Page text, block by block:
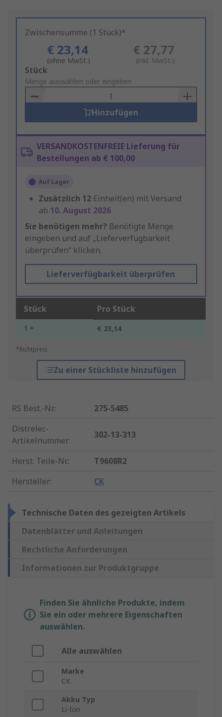
Zwischensumme (1 Stück)*
€ 23,14
(ohne MwSt.)
€ 27,77
(inkl. MwSt.)
Add
to
Basket
Stück
Menge auswählen oder eingeben
Hinzufügen
VERSANDKOSTENFREIE Lieferung für
Bestellungen ab € 100,00
Auf Lager
Zusätzlich 12 Einheit(en) mit Versand
ab 10. August 2026
Sie benötigen mehr? Benötigte Menge
eingeben und auf „Lieferverfügbarkeit
überprüfen“ klicken.
Lieferverfügbarkeit überprüfen
Stück Pro Stück
1 + € 23,14
*Richtpreis
Zu einer Stückliste hinzufügen
RS Best.-Nr.:
275-5485
Distrelec-
Artikelnummer:
302-13-313
Herst. Teile-Nr.:
T9608R2
Hersteller: CK
Technische Daten des gezeigten Artikels
Datenblätter und Anleitungen
Rechtliche Anforderungen
Informationen zur Produktgruppe
Finden Sie ähnliche Produkte, indem
Sie ein oder mehrere Eigenschaften
auswählen.
Alle auswählen
Marke
CK
Akku Typ
Li-Ion